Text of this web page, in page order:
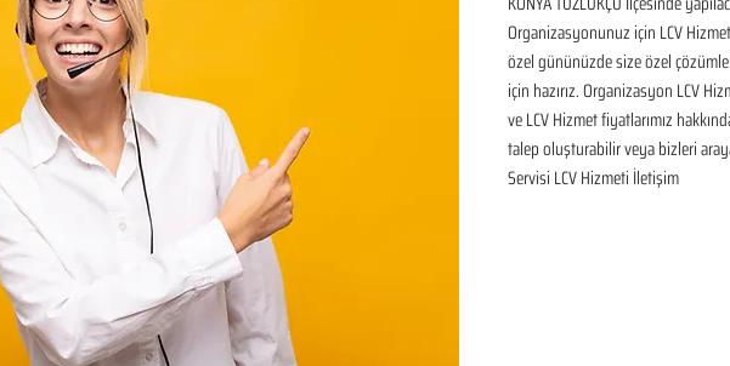
Organizasyonunuz için LCV
özel gününüzde size özel
için hazırız. Organizasyon LCV
ve LCV Hizmet fiyatlarımız
talep oluşturabilir veya bizleri
Servisi LCV Hizmeti İletişim